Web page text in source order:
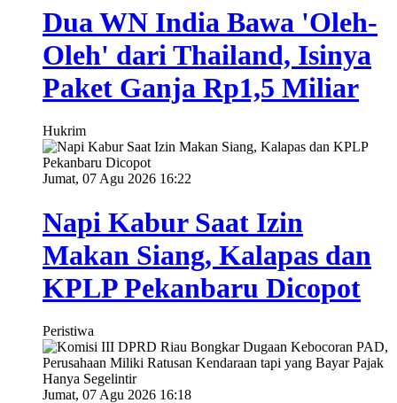
Dua WN India Bawa 'Oleh-
Oleh' dari Thailand, Isinya
Paket Ganja Rp1,5 Miliar
Hukrim
Jumat, 07 Agu 2026 16:22
Napi Kabur Saat Izin
Makan Siang, Kalapas dan
KPLP Pekanbaru Dicopot
Peristiwa
Jumat, 07 Agu 2026 16:18